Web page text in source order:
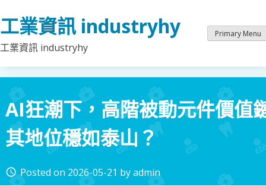
to
content
工業資訊 industryhy
工業資訊 industryhy
Primary Menu
AI狂潮下，高階被動元件價值
其地位穩如泰山？
access_time Posted on 2026-05-21 byadmin